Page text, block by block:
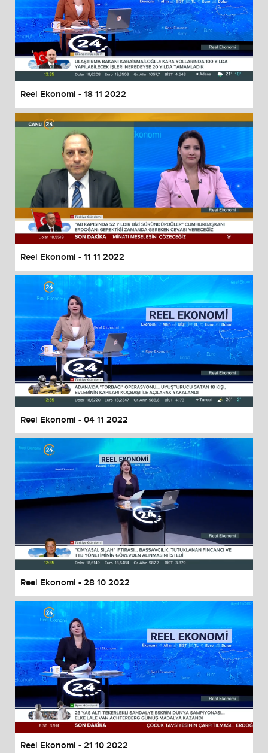
Reel Ekonomi - 18 11 2022
Reel Ekonomi - 11 11 2022
Reel Ekonomi - 04 11 2022
Reel Ekonomi - 28 10 2022
Reel Ekonomi - 21 10 2022